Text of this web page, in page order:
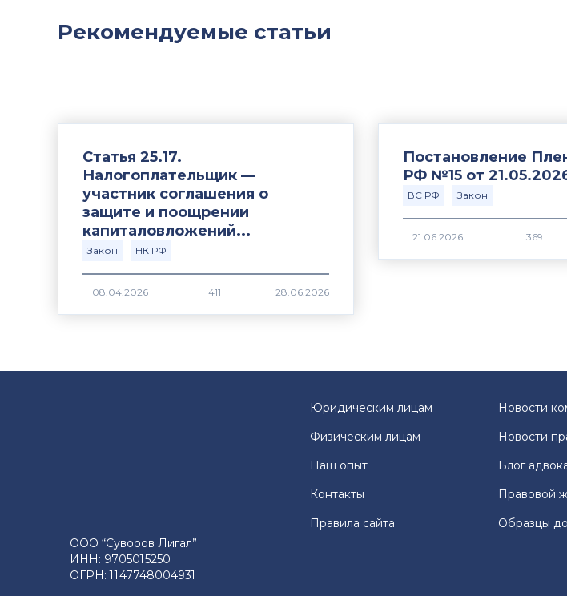
Рекомендуемые статьи
Статья 25.17.
Налогоплательщик —
участник соглашения о
защите и поощрении
капиталовложений...
Закон НК РФ
411
Постановление
РФ №15 от
ВС РФ Закон
369
ООО “Суворов Лигал”
ИНН: 9705015250
ОГРН: 1147748004931
Юридическим лицам
Новости
Физическим лицам
Новости
Наш опыт
Блог
Контакты
Правовой
Правила сайта
Образцы